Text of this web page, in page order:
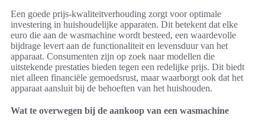
Een goede prijs-kwaliteitverhouding zorgt voor optimale
investering in huishoudelijke apparaten. Dit betekent dat elke
euro die aan de wasmachine wordt besteed, een waardevolle
bijdrage levert aan de functionaliteit en levensduur van het
apparaat. Consumenten zijn op zoek naar modellen die
uitstekende prestaties bieden tegen een redelijke prijs. Dit biedt
niet alleen financiële gemoedsrust, maar waarborgt ook dat het
apparaat aansluit bij de behoeften van het huishouden.
Wat te overwegen bij de aankoop van een wasmachine